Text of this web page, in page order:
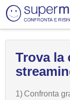
Trova la
1) Confronta